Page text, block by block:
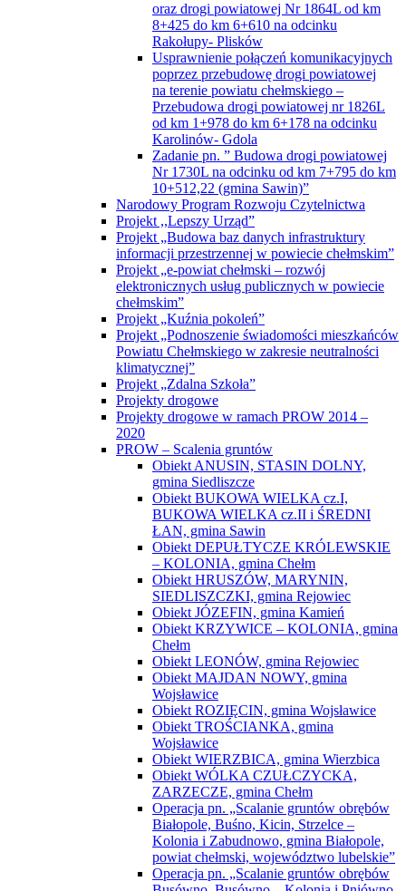
oraz drogi powiatowej Nr 1864L od km
8+425 do km 6+610 na odcinku
Rakołupy- Plisków
Usprawnienie połączeń komunikacyjnych
poprzez przebudowę drogi powiatowej
na terenie powiatu chełmskiego –
Przebudowa drogi powiatowej nr 1826L
od km 1+978 do km 6+178 na odcinku
Karolinów- Gdola
Zadanie pn. ” Budowa drogi powiatowej
Nr 1730L na odcinku od km 7+795 do km
10+512,22 (gmina Sawin)”
Narodowy Program Rozwoju Czytelnictwa
Projekt ,,Lepszy Urząd”
Projekt „Budowa baz danych infrastruktury
informacji przestrzennej w powiecie chełmskim”
Projekt „e-powiat chełmski – rozwój
elektronicznych usług publicznych w powiecie
chełmskim”
Projekt „Kuźnia pokoleń”
Projekt „Podnoszenie świadomości mieszkańców
Powiatu Chełmskiego w zakresie neutralności
klimatycznej”
Projekt „Zdalna Szkoła”
Projekty drogowe
Projekty drogowe w ramach PROW 2014 –
2020
PROW – Scalenia gruntów
Obiekt ANUSIN, STASIN DOLNY,
gmina Siedliszcze
Obiekt BUKOWA WIELKA cz.I,
BUKOWA WIELKA cz.II i ŚREDNI
ŁAN, gmina Sawin
Obiekt DEPUŁTYCZE KRÓLEWSKIE
– KOLONIA, gmina Chełm
Obiekt HRUSZÓW, MARYNIN,
SIEDLISZCZKI, gmina Rejowiec
Obiekt JÓZEFIN, gmina Kamień
Obiekt KRZYWICE – KOLONIA, gmina
Chełm
Obiekt LEONÓW, gmina Rejowiec
Obiekt MAJDAN NOWY, gmina
Wojsławice
Obiekt ROZIĘCIN, gmina Wojsławice
Obiekt TROŚCIANKA, gmina
Wojsławice
Obiekt WIERZBICA, gmina Wierzbica
Obiekt WÓLKA CZUŁCZYCKA,
ZARZECZE, gmina Chełm
Operacja pn. „Scalanie gruntów obrębów
Białopole, Buśno, Kicin, Strzelce –
Kolonia i Zabudnowo, gmina Białopole,
powiat chełmski, województwo lubelskie”
Operacja pn. „Scalanie gruntów obrębów